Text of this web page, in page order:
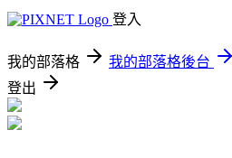
登入
我的部落格 我的部落格後台
登出